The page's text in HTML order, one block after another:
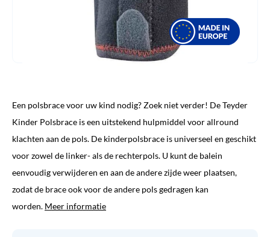
Een polsbrace voor uw kind nodig? Zoek niet verder! De Teyder
Kinder Polsbrace is een uitstekend hulpmiddel voor allround
klachten aan de pols. De kinderpolsbrace is universeel en geschikt
voor zowel de linker- als de rechterpols. U kunt de balein
eenvoudig verwijderen en aan de andere zijde weer plaatsen,
zodat de brace ook voor de andere pols gedragen kan
worden. Meer informatie